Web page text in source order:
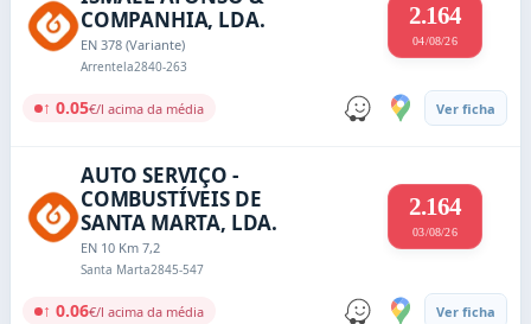
COMPANHIA, LDA.
EN 378 (Variante)
Arrentela2840-263
2.164
04/08/26
↑ 0.05€/l acima da média Ver ficha
AUTO SERVIÇO -
COMBUSTÍVEIS DE
SANTA MARTA, LDA.
EN 10 Km 7,2
Santa Marta2845-547
2.164
03/08/26
↑ 0.06€/l acima da média Ver ficha